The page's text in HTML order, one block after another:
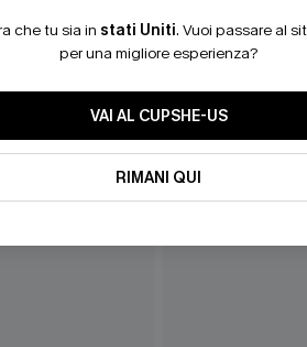
che tu sia in stati Uniti. Vuoi passare al
per una migliore esperienza?
VAI AL CUPSHE-US
RIMANI QUI